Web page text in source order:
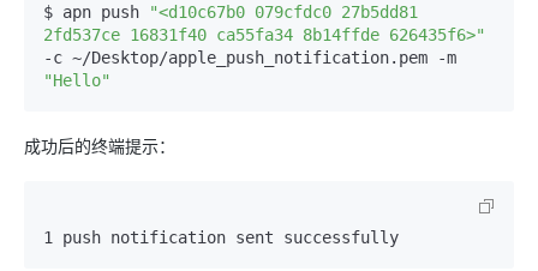
$ apn push
"<d10c67b0 079cfdc0 27b5dd81
2fd537ce 16831f40 ca55fa34 8b14ffde 626435f6>"
"Hello"
成功后的终端提示：
1 push notification sent successfully